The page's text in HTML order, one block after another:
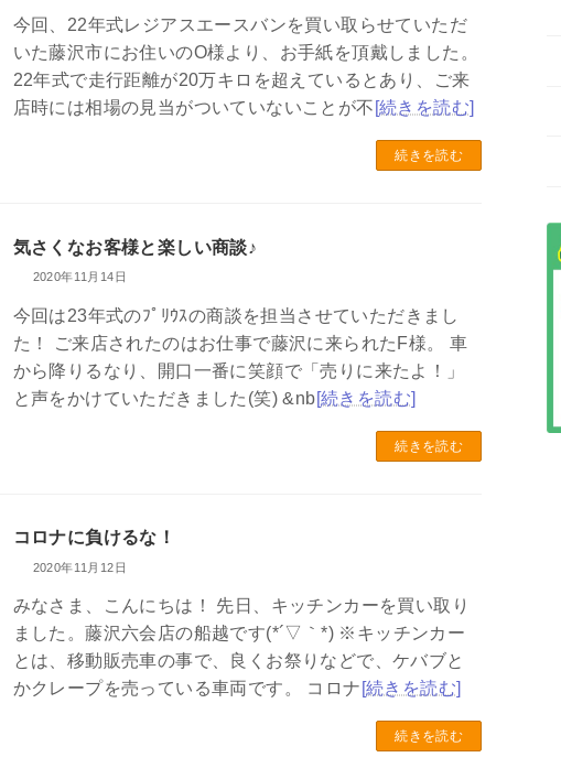
今回、22年式レジアスエースバンを買い取らせていただ
いた藤沢市にお住いのO様より、お手紙を頂戴しました。
22年式で走行距離が20万キロを超えているとあり、ご来
店時には相場の見当がついていないことが不 [続きを読む]
続きを読む
気さくなお客様と楽しい商談♪
2020年11月14日
今回は23年式のﾌﾟﾘｳｽの商談を担当させていただきまし
た！ ご来店されたのはお仕事で藤沢に来られたF様。 車
から降りるなり、開口一番に笑顔で「売りに来たよ！」
と声をかけていただきました(笑) &nb[続きを読む]
続きを読む
コロナに負けるな！
2020年11月12日
みなさま、こんにちは！ 先日、キッチンカーを買い取り
ました。藤沢六会店の船越です(*´▽｀*) ※キッチンカー
とは、移動販売車の事で、良くお祭りなどで、ケバブと
かクレープを売っている車両です。 コロナ [続きを読む]
続きを読む